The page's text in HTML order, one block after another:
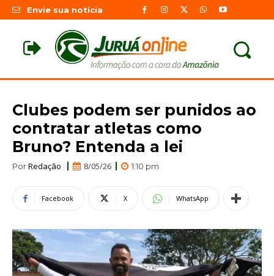
Envie sua notícia
Clubes podem ser punidos ao
contratar atletas como
Bruno? Entenda a lei
PorRedação 8/05/26 1:10 pm
Facebook X WhatsApp